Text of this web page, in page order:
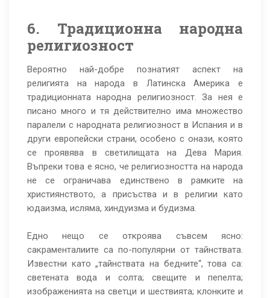
6. Традиционна народна
религиозност
Вероятно най-добре познатият аспект на
религията на народа в Латинска Америка е
традиционната народна религиозност. За нея е
писано много и тя действително има множество
паралели с народната религиозност в Испания и в
други европейски страни, особено с онази, която
се проявява в светилищата на Дева Мария.
Въпреки това е ясно, че религиозността на народа
не се ограничава единствено в рамките на
християнството, а присъства и в религии като
юдаизма, исляма, хиндуизма и будизма.
Едно нещо се откроява съвсем ясно:
сакраменталиите са по-популярни от тайнствата.
Известни като „тайнствата на бедните“, това са:
светената вода и солта; свещите и пепелта;
изображенията на светци и шествията; клонките и